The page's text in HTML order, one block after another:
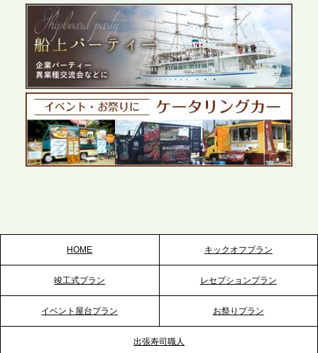
なサービスで各種イベント・懇親会をサポート
2026.5.27
プレスリリースのご案内｜ケータリングのセカンド
テーブル、千葉本社を新設。幕張・舞浜の大型イベ
ントから主要都市の社内懇親会まで、現地拠点を活
かしたスムーズな対応を展開
2026.5.22
2026.5.20
プレスリリースのご案内｜ケータリングのセカンド
HOME キックオフプラン
竣工式プラン レセプションプラン
イベント屋台プラン お祭りプラン
出張寿司職人